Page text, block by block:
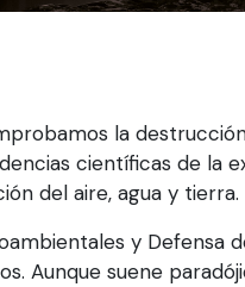
la
científicas de la
del aire, agua y tierra.
y Defensa
Aunque suene